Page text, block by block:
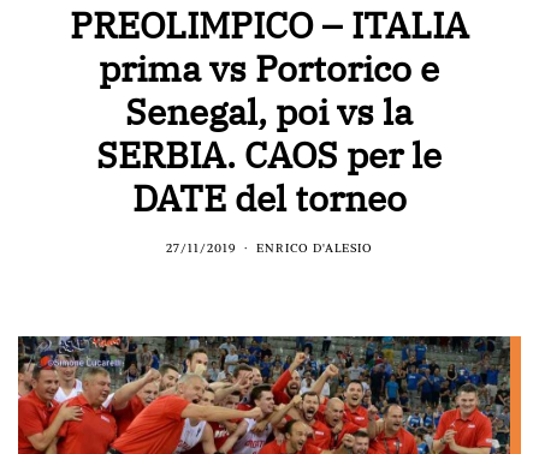
PREOLIMPICO – ITALIA
prima vs Portorico e
Senegal, poi vs la
SERBIA. CAOS per le
DATE del torneo
27/11/2019 ENRICO D'ALESIO